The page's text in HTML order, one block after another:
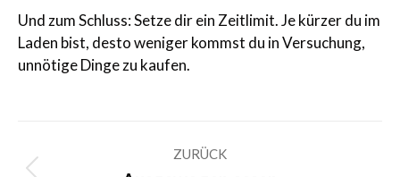
Und zum Schluss: Setze dir ein Zeitlimit. Je kürzer du im
Laden bist, desto weniger kommst du in Versuchung,
unnötige Dinge zu kaufen.
ZURÜCK